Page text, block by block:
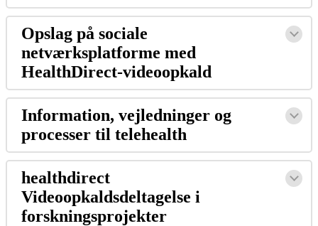
Opslag på sociale
netværksplatforme med
HealthDirect-videoopkald
Information, vejledninger og
processer til telehealth
healthdirect
Videoopkaldsdeltagelse i
forskningsprojekter